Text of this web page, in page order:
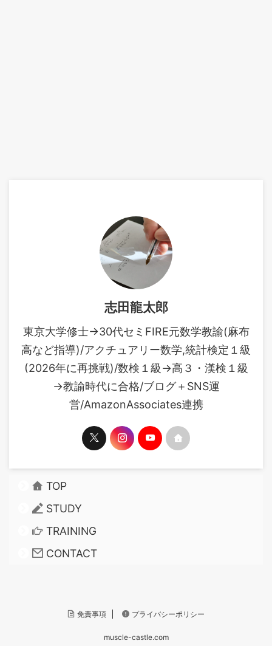
志田龍太郎
東京大学修士→30代セミFIRE元数学教諭(麻布
高など指導)/アクチュアリー数学,統計検定１級
(2026年に再挑戦)/数検１級→高３・漢検１級
→教諭時代に合格/ブログ＋SNS運
営/AmazonAssociates連携
TOP
STUDY
TRAINING
CONTACT
免責事項 プライバシーポリシー
muscle-castle.com